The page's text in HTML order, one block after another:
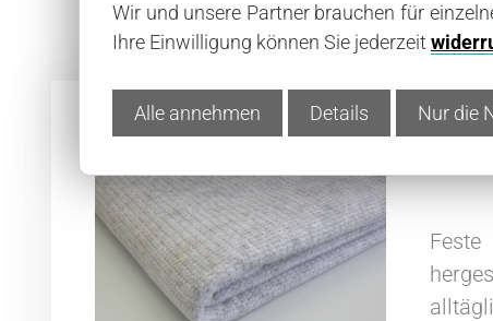
Alleskönner-Packdecke
Wir und unsere Partner brauchen für
Ihre Einwilligung können Sie jederzeit
Alle annehmen Details Nur die